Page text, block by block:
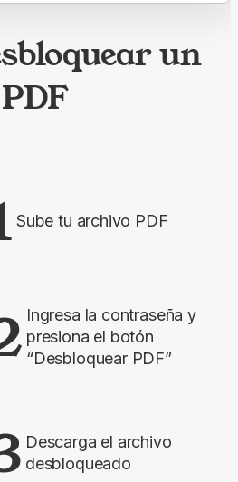
un
PDF
Sube tu archivo PDF
Ingresa la contraseña y
presiona el botón
“Desbloquear PDF”
Descarga el archivo
desbloqueado